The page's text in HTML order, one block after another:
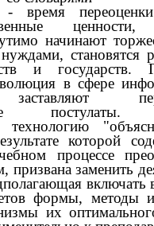
переоценки
начинают
становятся
и государств.
в сфере
постулаты.
технологию
которой
процессе
призвана заменить
включать
формы, методы и
их